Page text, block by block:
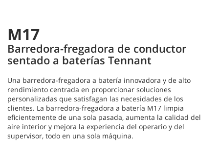
M17
Barredora-fregadora de conductor
sentado a baterías Tennant
Una barredora-fregadora a batería innovadora y de alto
rendimiento centrada en proporcionar soluciones
personalizadas que satisfagan las necesidades de los
clientes. La barredora-fregadora a batería M17 limpia
eficientemente de una sola pasada, aumenta la calidad del
aire interior y mejora la experiencia del operario y del
supervisor, todo en una sola máquina.